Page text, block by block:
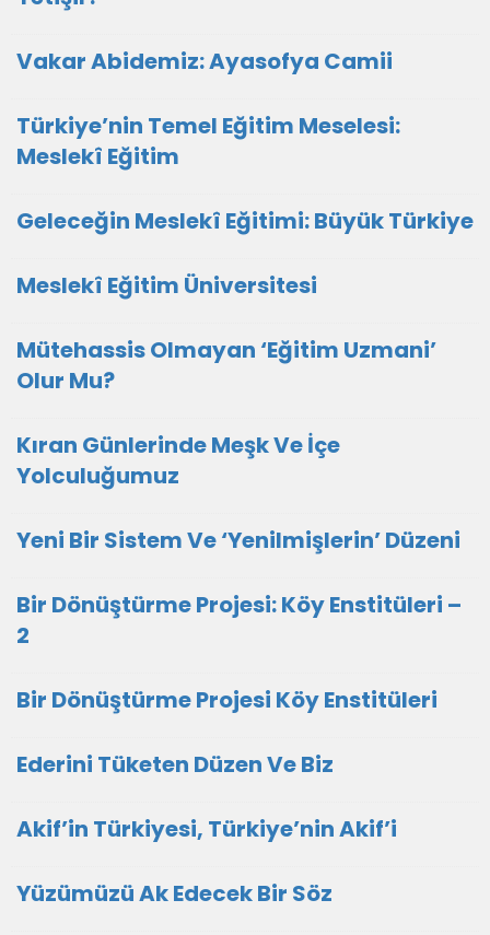
Vakar Abidemiz: Ayasofya Camii
Türkiye’nin Temel Eğitim Meselesi:
Meslekî Eğitim
Geleceğin Meslekî Eğitimi: Büyük Türkiye
Meslekî Eğitim Üniversitesi
Mütehassis Olmayan ‘Eğitim Uzmani’
Olur Mu?
Kıran Günlerinde Meşk Ve İçe
Yolculuğumuz
Yeni Bir Sistem Ve ‘Yenilmişlerin’ Düzeni
Bir Dönüştürme Projesi: Köy Enstitüleri –
2
Bir Dönüştürme Projesi Köy Enstitüleri
Ederini Tüketen Düzen Ve Biz
Akif’in Türkiyesi, Türkiye’nin Akif’i
Yüzümüzü Ak Edecek Bir Söz